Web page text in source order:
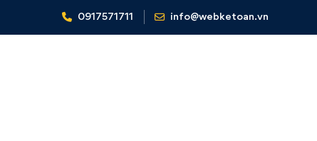
0917571711 info@webketoan.vn
Home Chuyện nghề và người: Audit & Beyond